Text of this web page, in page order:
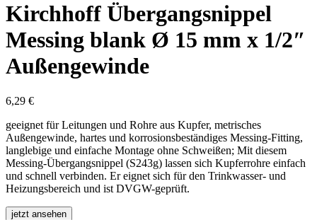
Kirchhoff Übergangsnippel
Messing blank Ø 15 mm x 1/2″
Außengewinde
6,29 €
geeignet für Leitungen und Rohre aus Kupfer, metrisches
Außengewinde, hartes und korrosionsbeständiges Messing-Fitting,
langlebige und einfache Montage ohne Schweißen; Mit diesem
Messing-Übergangsnippel (S243g) lassen sich Kupferrohre einfach
und schnell verbinden. Er eignet sich für den Trinkwasser- und
Heizungsbereich und ist DVGW-geprüft.
jetzt ansehen